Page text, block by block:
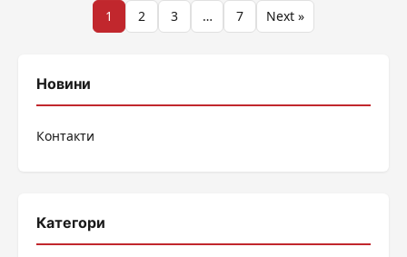
Разделяне
публикациите
1 2 3 … 7 Next »
Новини
Контакти
Категори